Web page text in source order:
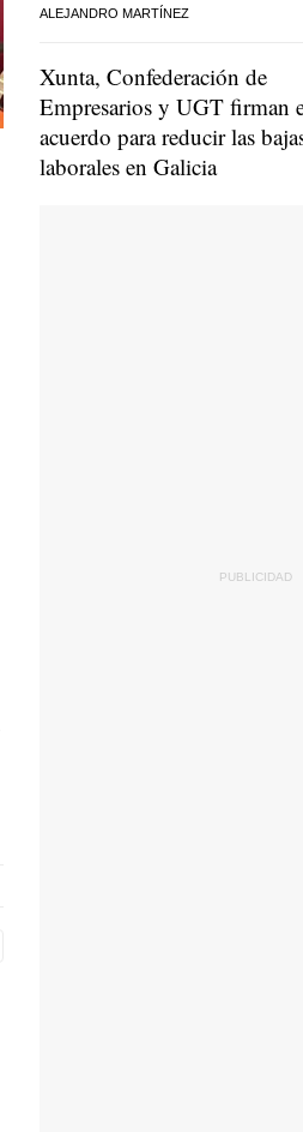
ALEJANDRO MARTÍNEZ
Xunta, Confederación de
Empresarios y UGT firman
acuerdo para reducir las
laborales en Galicia